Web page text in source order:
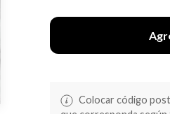
Colocar código